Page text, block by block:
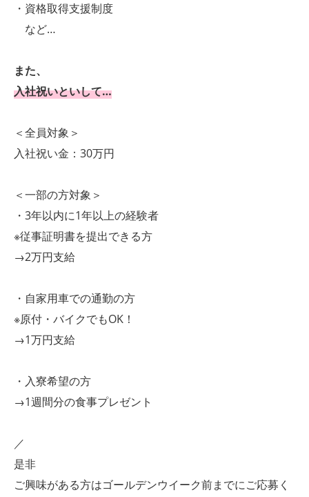
・資格取得支援制度
など…
また、
入社祝いといして…
＜全員対象＞
入社祝い金：30万円
＜一部の方対象＞
・3年以内に1年以上の経験者
※従事証明書を提出できる方
→2万円支給
・自家用車での通勤の方
※原付・バイクでもOK！
→1万円支給
・入寮希望の方
→1週間分の食事プレゼント
／
是非
ご興味がある方はゴールデンウイーク前までにご応募く